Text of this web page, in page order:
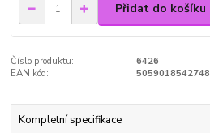
Přidat do košíku
Číslo produktu:
6426
EAN kód:
5059018542748
Kompletní specifikace